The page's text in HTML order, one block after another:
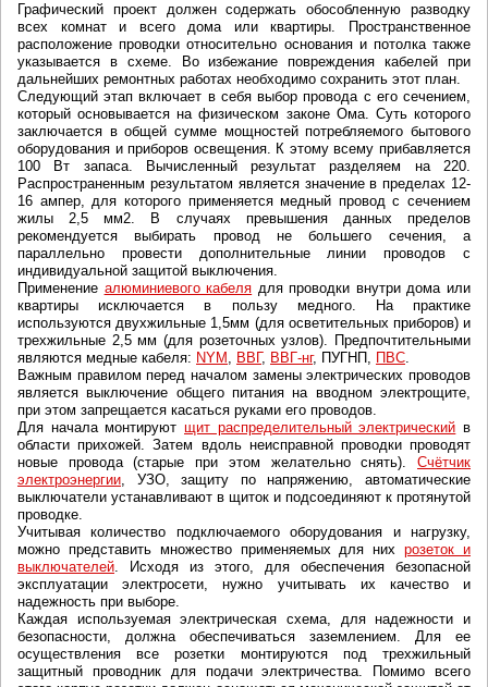
Графический проект должен содержать обособленную разводку
всех комнат и всего дома или квартиры. Пространственное
расположение проводки относительно основания и потолка также
указывается в схеме. Во избежание повреждения кабелей при
дальнейших ремонтных работах необходимо сохранить этот план.
Следующий этап включает в себя выбор провода с его сечением,
который основывается на физическом законе Ома. Суть которого
заключается в общей сумме мощностей потребляемого бытового
оборудования и приборов освещения. К этому всему прибавляется
100 Вт запаса. Вычисленный результат разделяем на 220.
Распространенным результатом является значение в пределах 12-
16 ампер, для которого применяется медный провод с сечением
жилы 2,5 мм2. В случаях превышения данных пределов
рекомендуется выбирать провод не большего сечения, а
параллельно провести дополнительные линии проводов с
индивидуальной защитой выключения.
Применение алюминиевого кабеля для проводки внутри дома или
квартиры исключается в пользу медного. На практике
используются двухжильные 1,5мм (для осветительных приборов) и
трехжильные 2,5 мм (для розеточных узлов). Предпочтительными
являются медные кабеля: NYM , ВВГ, ВВГ-нг, ПУГНП, ПВС.
Важным правилом перед началом замены электрических проводов
является выключение общего питания на вводном электрощите,
при этом запрещается касаться руками его проводов.
Для начала монтируют щит распределительный электрический в
области прихожей. Затем вдоль неисправной проводки проводят
новые провода (старые при этом желательно снять). Счётчик
электроэнергии, УЗО, защиту по напряжению, автоматические
выключатели устанавливают в щиток и подсоединяют к протянутой
проводке.
Учитывая количество подключаемого оборудования и нагрузку,
можно представить множество применяемых для нихрозеток и
выключателей. Исходя из этого, для обеспечения безопасной
эксплуатации электросети, нужно учитывать их качество и
надежность при выборе.
Каждая используемая электрическая схема, для надежности и
безопасности, должна обеспечиваться заземлением. Для ее
осуществления все розетки монтируются под трехжильный
защитный проводник для подачи электричества. Помимо всего